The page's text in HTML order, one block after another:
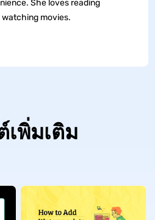
She loves reading
movies.
เพิ่มเติม